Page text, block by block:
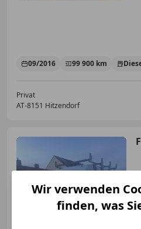
09/2016 99 900 km
Privat
AT-8151 Hitzendorf
Wir verwenden
finden, was